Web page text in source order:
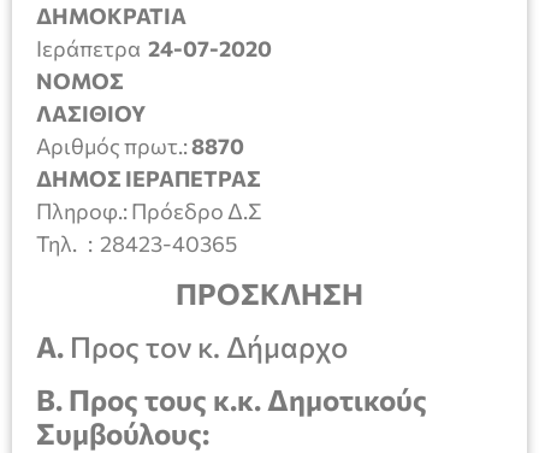
ΔΗΜΟΚΡΑΤΙΑ
Ιεράπετρα 24-07-2020
ΝΟΜΟΣ
ΛΑΣΙΘΙΟΥ
Αριθμός πρωτ.:8870
ΔΗΜΟΣ ΙΕΡΑΠΕΤΡΑΣ
Πληροφ.: Πρόεδρο Δ.Σ
Τηλ. : 28423-40365
ΠΡΟΣΚΛΗΣΗ
Α. Προς τον κ. Δήμαρχο
Β. Προς τους κ.κ. Δημοτικούς
Συμβούλους: